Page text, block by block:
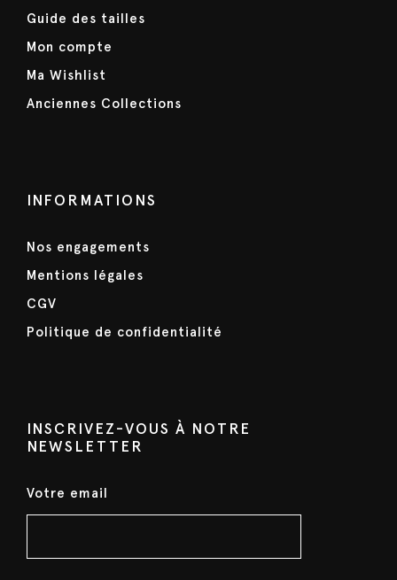
Guide des tailles
Mon compte
Ma Wishlist
Anciennes Collections
INFORMATIONS
Nos engagements
Mentions légales
CGV
Politique de confidentialité
INSCRIVEZ-VOUS À NOTRE
NEWSLETTER
Votre email